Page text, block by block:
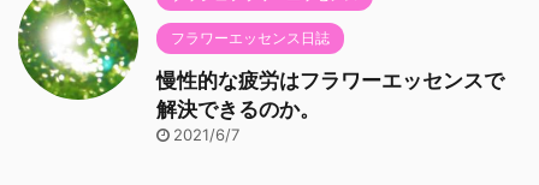
フラワーエッセンス日誌
慢性的な疲労はフラワーエッセンスで
解決できるのか。
2021/6/7